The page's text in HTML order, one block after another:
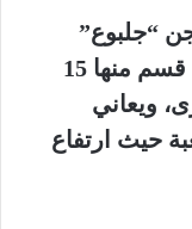
“جلبوع”
يتكون من خمسة أقسام في كل قسم منها 15
ويعاني
حيث ارتفاع